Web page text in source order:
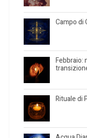
Campo di
Febbraio:
Rituale di